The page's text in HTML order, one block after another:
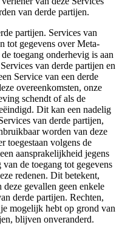
van derde partijen.
partijen. Services van
tot gegevens over Meta-
toegang onderhevig is aan
van derde partijen en
Service van een derde
overeenkomsten, onze
schendt of als de
Dit kan een nadelig
van derde partijen,
worden van deze
toegestaan volgens de
aansprakelijkheid jegens
de toegang tot gegevens
redenen. Dit betekent,
gevallen geen enkele
derde partijen. Rechten,
mogelijk hebt op grond van
blijven onveranderd.